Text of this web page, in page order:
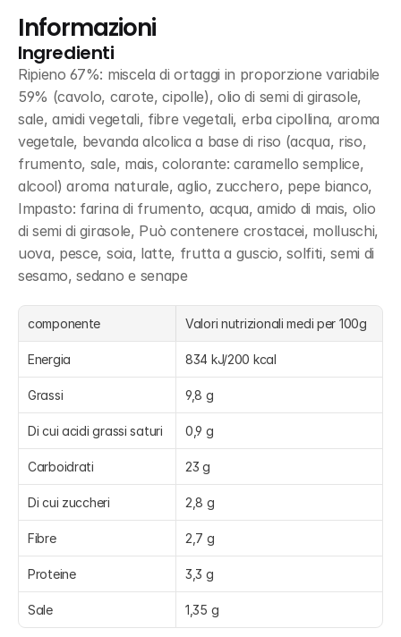
Informazioni
Ingredienti
Ripieno 67%: miscela di ortaggi in proporzione variabile
59% (cavolo, carote, cipolle), olio di semi di girasole,
sale, amidi vegetali, fibre vegetali, erba cipollina, aroma
vegetale, bevanda alcolica a base di riso (acqua, riso,
frumento, sale, mais, colorante: caramello semplice,
alcool) aroma naturale, aglio, zucchero, pepe bianco,
Impasto: farina di frumento, acqua, amido di mais, olio
di semi di girasole, Può contenere crostacei, molluschi,
uova, pesce, soia, latte, frutta a guscio, solfiti, semi di
sesamo, sedano e senape
componente Valori nutrizionali medi per 100g
Energia 834 kJ/200 kcal
Grassi 9,8 g
Di cui acidi grassi saturi 0,9 g
Carboidrati 23 g
Di cui zuccheri 2,8 g
Fibre 2,7 g
Proteine 3,3 g
Sale 1,35 g